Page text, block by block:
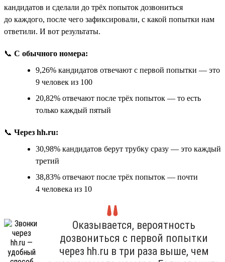
кандидатов и сделали до трёх попыток дозвониться
до каждого, после чего зафиксировали, с какой попытки нам
ответили. И вот результаты.
📞 С обычного номера:
9,26% кандидатов отвечают с первой попытки — это
9 человек из 100
20,82% отвечают после трёх попыток — то есть
только каждый пятый
📞 Через hh.ru:
30,98% кандидатов берут трубку сразу — это каждый
третий
38,83% отвечают после трёх попыток — почти
4 человека из 10
Оказывается, вероятность
дозвониться с первой попытки
через hh.ru в три раза выше, чем